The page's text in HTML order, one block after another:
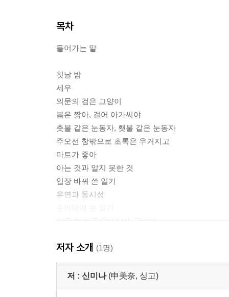
목차
들어가는 말
첫날 밤
세우
의문의 검은 고양이
봄은 짧아, 걸어 아가씨야
촛불 같은 눈동자, 횃불 같은 눈동자
주오선 창밖으로 초록은 우거지고
마트가 좋아
아는 것과 알지 못한 것
입장 바꿔 쓴 일기
우연과 동시성
레몬 한 알을 방바닥에 굴리다
어기여차와 돗코이쇼 사이
과거와 현재의 교차로
시인 동주에게
저자 소개 (1명)
저 : 신미나 (申美奈, 싱고)